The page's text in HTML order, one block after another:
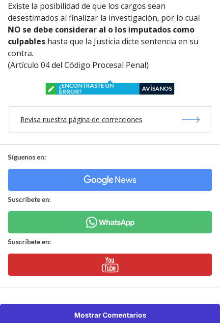
Existe la posibilidad de que los cargos sean
desestimados al finalizar la investigación, por lo cual
NO se debe considerar al o los imputados como
culpables hasta que la Justicia dicte sentencia en su
contra.
(Artículo 04 del Código Procesal Penal)
¿ENCONTRASTE UN
ERROR?
AVÍSANOS
Revisa nuestra página de correcciones
Síguenos en:
Suscríbete en:
Suscríbete en:
Mostrar Comentarios